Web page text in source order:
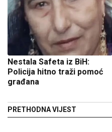
Nestala Safeta iz BiH:
Policija hitno traži pomoć
građana
PRETHODNA VIJEST